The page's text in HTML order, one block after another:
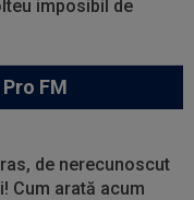
imposibil de
FM
de nerecunoscut
Cum arată acum